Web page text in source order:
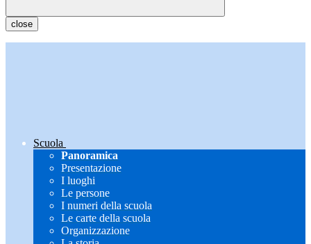
close
Scuola
Panoramica
Presentazione
I luoghi
Le persone
I numeri della scuola
Le carte della scuola
Organizzazione